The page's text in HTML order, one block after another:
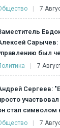
7
Сарычев:
был
7
Сергеев:
стал
7